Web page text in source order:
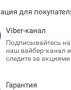
для
Viber-канал
Подписывайтесь на
наш вайбер-канал и
следите за акциями
Гарантия